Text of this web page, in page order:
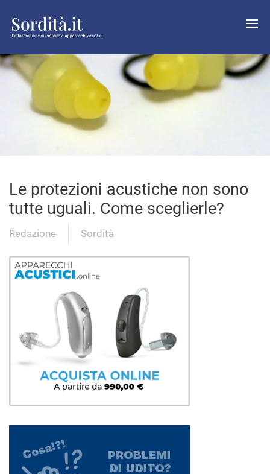
Le protezioni acustiche non sono
tutte uguali. Come sceglierle?
Redazione Sordità